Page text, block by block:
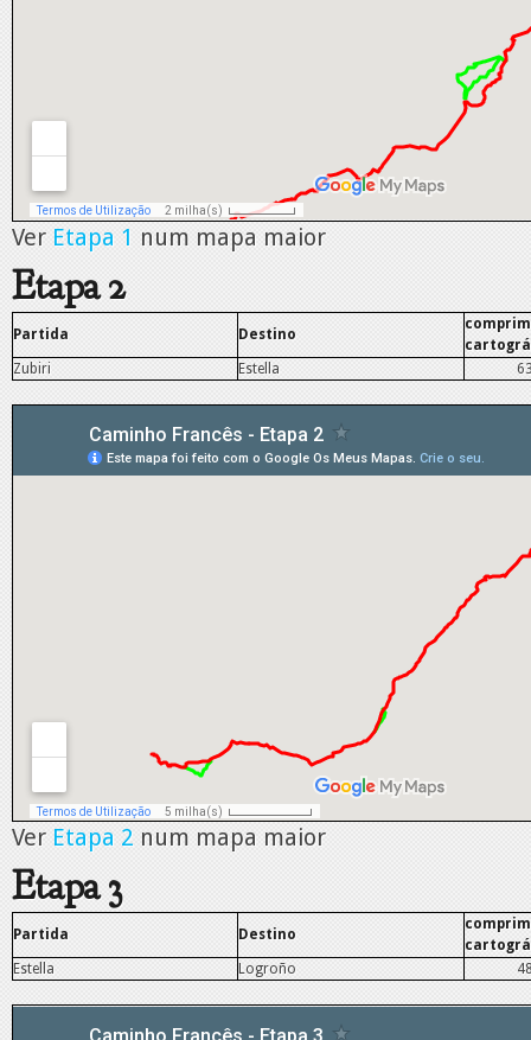
Ver Etapa 1 num mapa maior
Etapa 2
Partida Destino
Zubiri
Estella
Ver Etapa 2 num mapa maior
Etapa 3
Partida Destino
Estella
Logroño